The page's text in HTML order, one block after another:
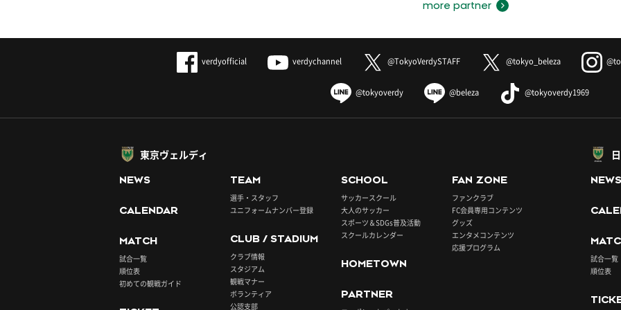
more partner
verdyofficial verdychannel @TokyoVerdySTAFF @tokyo_beleza
@tokyoverdy @beleza @tokyoverdy1969
東京ヴェルディ
NEWS
CALENDAR
MATCH
試合一覧
順位表
初めての観戦ガイド
TEAM
選手・スタッフ
ユニフォームナンバー登録
CLUB / STADIUM
クラブ情報
スタジアム
観戦マナー
ボランティア
公認支部
SCHOOL
サッカースクール
大人のサッカー
スポーツ＆SDGs普及活動
スクールカレンダー
HOMETOWN
PARTNER
FAN ZONE
ファンクラブ
FC会員専用コンテンツ
グッズ
エンタメコンテンツ
応援プログラム
NEWS
試合一覧
順位表